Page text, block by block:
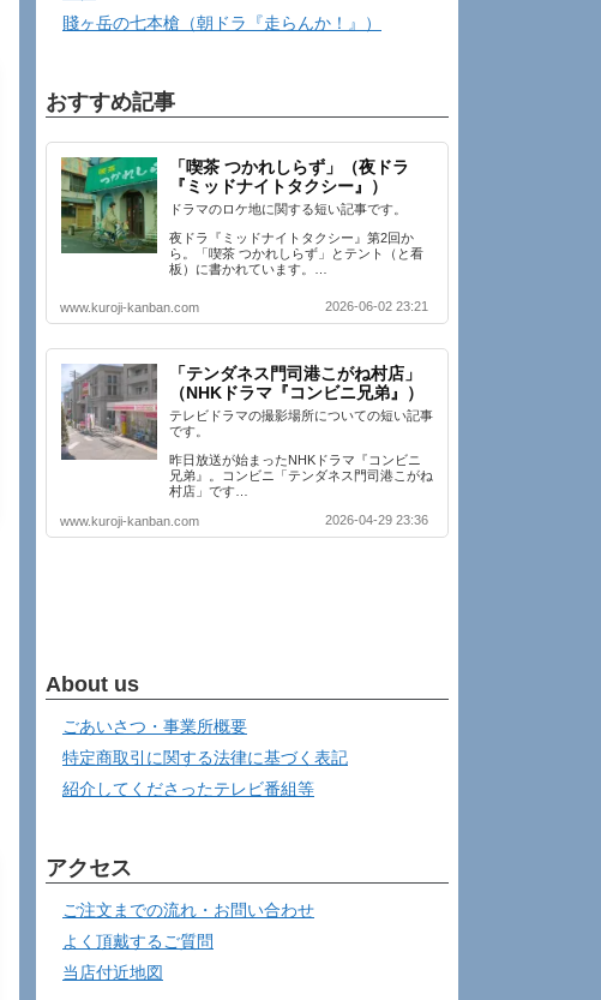
賤ヶ岳の七本槍（朝ドラ『走らんか！』）
おすすめ記事
「喫茶 つかれしらず」（夜ドラ
『ミッドナイトタクシー』）
ドラマのロケ地に関する短い記事です。
夜ドラ『ミッドナイトタクシー』第2回か
ら。「喫茶 つかれしらず」とテント（と看
板）に書かれています。…
www.kuroji-kanban.com 2026-06-02 23:21
「テンダネス門司港こがね村店」
（NHKドラマ『コンビニ兄弟』）
テレビドラマの撮影場所についての短い記事
です。
昨日放送が始まったNHKドラマ『コンビニ
兄弟』。コンビニ「テンダネス門司港こがね
村店」です…
www.kuroji-kanban.com 2026-04-29 23:36
About us
ごあいさつ・事業所概要
特定商取引に関する法律に基づく表記
紹介してくださったテレビ番組等
アクセス
ご注文までの流れ・お問い合わせ
よく頂戴するご質問
当店付近地図